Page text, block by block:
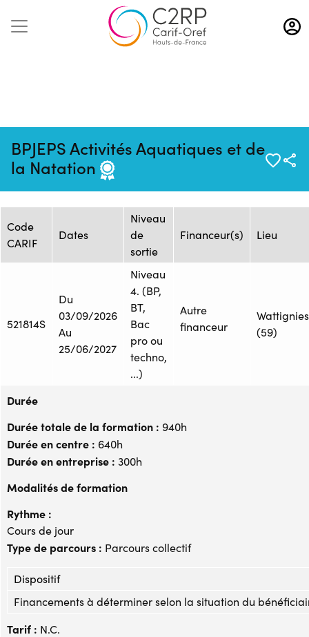
Aller
au
contenu
BPJEPS Activités Aquatiques et de
la Natation
03/02/2026
1428890
Hauts-de-France
Session de formation
Code
CARIF
Dates
Niveau
de
sortie
Financeur(s) Lieu
521814S
Du
03/09/2026
Au
25/06/2027
Niveau
4. (BP,
BT,
Bac
pro ou
techno,
...)
Autre
financeur
Wattignies
(59)
Durée
Durée totale de la formation : 940h
Durée en centre : 640h
Durée en entreprise : 300h
Modalités de formation
Rythme :
Cours de jour
Type de parcours : Parcours collectif
Dispositif
Financements à déterminer selon la situation du
Tarif : N.C.